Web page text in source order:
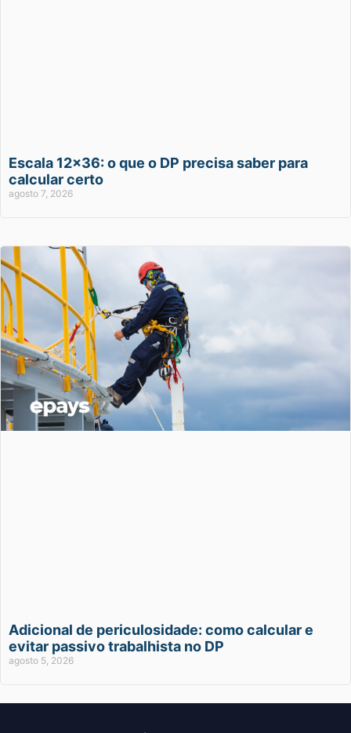
Escala 12×36: o que o DP precisa saber para
calcular certo
agosto 7, 2026
Adicional de periculosidade: como calcular e
evitar passivo trabalhista no DP
agosto 5, 2026